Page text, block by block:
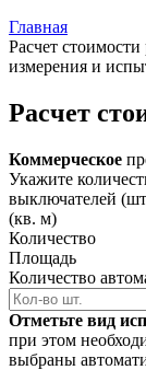
Главная
Расчет
измерения и
Расчет
Коммерческое
Укажите
выключателей
(кв. м)
Количество
Площадь
Количество
Отметьте вид
при этом
выбраны